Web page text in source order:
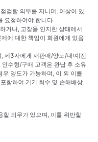
검할 의무를 지니며, 이상이 있
요청하여야 합니다.
거나, 고장을 인지한 상태에서
에 대한 책임이 회원에게 있음
제3자에게 재판매/양도/대여(전
수형/구매 고객은 완납 후 소유
양도가 가능하며, 이 외 이를
함하여 기기 회수 및 손해배상
할 의무가 있으며, 이를 위반할